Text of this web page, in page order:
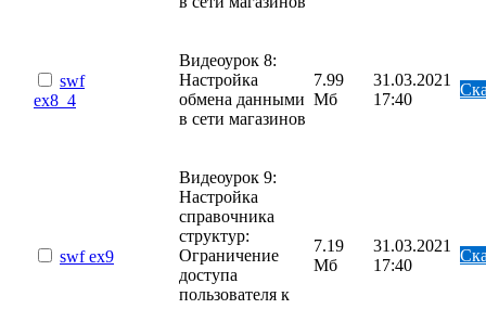
swf
ex8_4
Видеоурок 8:
Настройка
обмена данными
в сети магазинов
7.99
Мб
31.03.2021
17:40
swf ex9
Видеоурок 9:
Настройка
справочника
структур:
Ограничение
доступа
пользователя к
7.19
Мб
31.03.2021
17:40